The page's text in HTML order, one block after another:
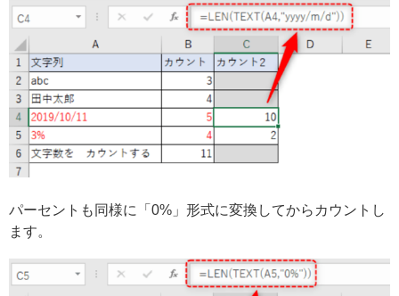
パーセントも同様に「0%」形式に変換してからカウントし
ます。